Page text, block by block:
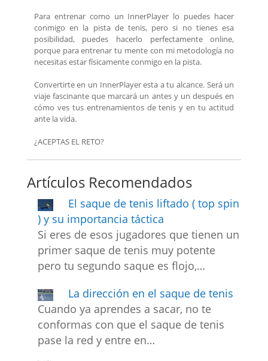
Para entrenar como un InnerPlayer lo puedes hacer
conmigo en la pista de tenis, pero si no tienes esa
posibilidad, puedes hacerlo perfectamente online,
porque para entrenar tu mente con mi metodología no
necesitas estar físicamente conmigo en la pista.
Convertirte en un InnerPlayer esta a tu alcance. Será un
viaje fascinante que marcará un antes y un después en
cómo ves tus entrenamientos de tenis y en tu actitud
ante la vida.
¿ACEPTAS EL RETO?
Artículos Recomendados
El saque de tenis liftado ( top spin
) y su importancia táctica
Si eres de esos jugadores que tienen un
primer saque de tenis muy potente
pero tu segundo saque es flojo,…
La dirección en el saque de tenis
Cuando ya aprendes a sacar, no te
conformas con que el saque de tenis
pase la red y entre en…